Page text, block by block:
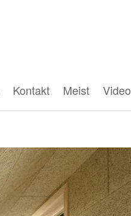
Kontakt Meist Video